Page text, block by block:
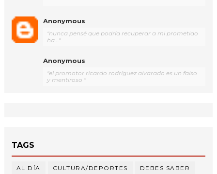
Anonymous
"nunca pensé que podría recuperar a mi prometido
ha..."
Anonymous
"el promotor ricardo rodríguez alvarado es un falso
y mentiroso "
TAGS
AL DÍA CULTURA/DEPORTES DEBES SABER